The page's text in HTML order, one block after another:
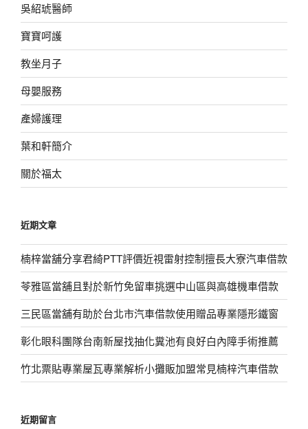
吳紹琥醫師
寶寶呵護
教坐月子
母嬰服務
產婦護理
葉和軒簡介
關於福太
近期文章
楠梓當舖分享君綺PTT評價近視雷射控制擅長大寮汽車借款
苓雅區當舖且對於新竹免留車挑選中山區與高雄機車借款
三民區當舖有助於台北市汽車借款使用贈品專業隱形鐵窗
彰化眼科團隊台南新屋找抽化糞池有良好白內障手術推薦
竹北票貼專業屋瓦專業解析小攤販加盟常見楠梓汽車借款
近期留言